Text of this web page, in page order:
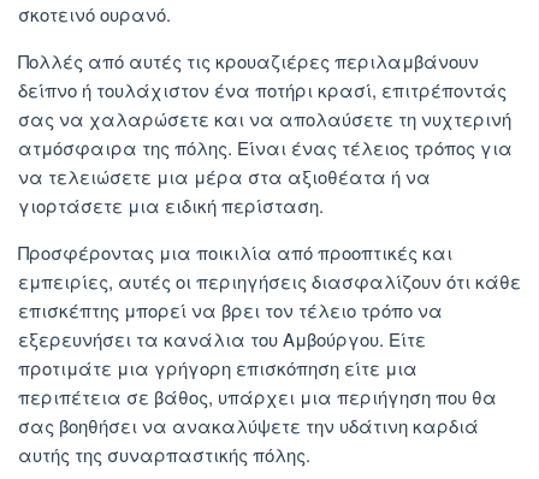
σκοτεινό ουρανό.
Πολλές από αυτές τις κρουαζιέρες περιλαμβάνουν
δείπνο ή τουλάχιστον ένα ποτήρι κρασί, επιτρέποντάς
σας να χαλαρώσετε και να απολαύσετε τη νυχτερινή
ατμόσφαιρα της πόλης. Είναι ένας τέλειος τρόπος για
να τελειώσετε μια μέρα στα αξιοθέατα ή να
γιορτάσετε μια ειδική περίσταση.
Προσφέροντας μια ποικιλία από προοπτικές και
εμπειρίες, αυτές οι περιηγήσεις διασφαλίζουν ότι κάθε
επισκέπτης μπορεί να βρει τον τέλειο τρόπο να
εξερευνήσει τα κανάλια του Αμβούργου. Είτε
προτιμάτε μια γρήγορη επισκόπηση είτε μια
περιπέτεια σε βάθος, υπάρχει μια περιήγηση που θα
σας βοηθήσει να ανακαλύψετε την υδάτινη καρδιά
αυτής της συναρπαστικής πόλης.